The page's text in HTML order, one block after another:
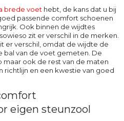
brede voet hebt, de kans dat u bij
passende comfort schoenen
Ook binnen de wijdtes
zit er verschil in de merken.
er verschil, omdat de wijdte de
bal van de voet gemeten. De
ook de rest van de maten
richtlijn en een kwestie van goed
eigen steunzool